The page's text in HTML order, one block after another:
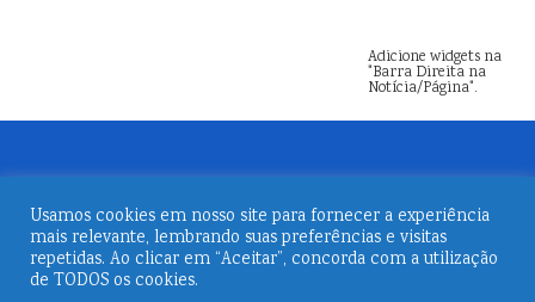
Adicione widgets na
"Barra Direita na
Notícia/Página".
Usamos cookies em nosso site para fornecer a experiência
mais relevante, lembrando suas preferências e visitas
repetidas. Ao clicar em “Aceitar”, concorda com a utilização
de TODOS os cookies.